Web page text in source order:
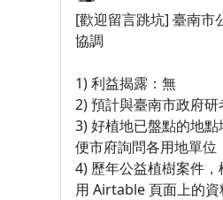
[歡迎留言跳坑] 臺南市
協調
1) 利益揭露：無
2) 預計與臺南市政府
3) 好植地已盤點的地
便市府詢問各用地單位
4) 歷年公益植樹案件，
用 Airtable 頁面上的資